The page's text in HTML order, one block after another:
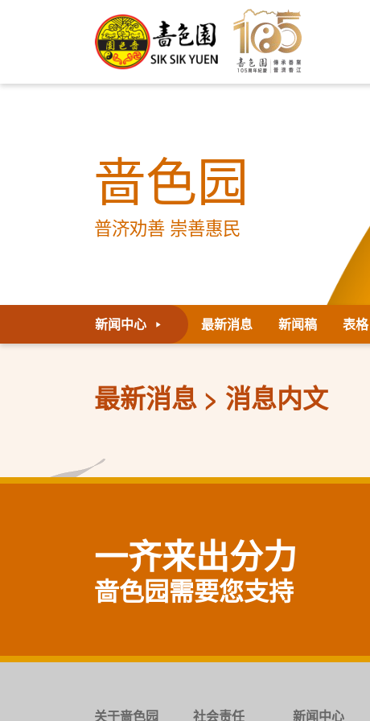
啬色园
普济劝善 崇善惠民
新闻中心 最新消息 新闻稿 表格
最新消息 消息内文
一齐来出分力
啬色园需要您支持
关于啬色园 社会责任 新闻中心